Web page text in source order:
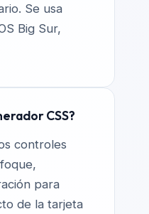
Se usa
Big Sur,
CSS?
controles
para
de la tarjeta